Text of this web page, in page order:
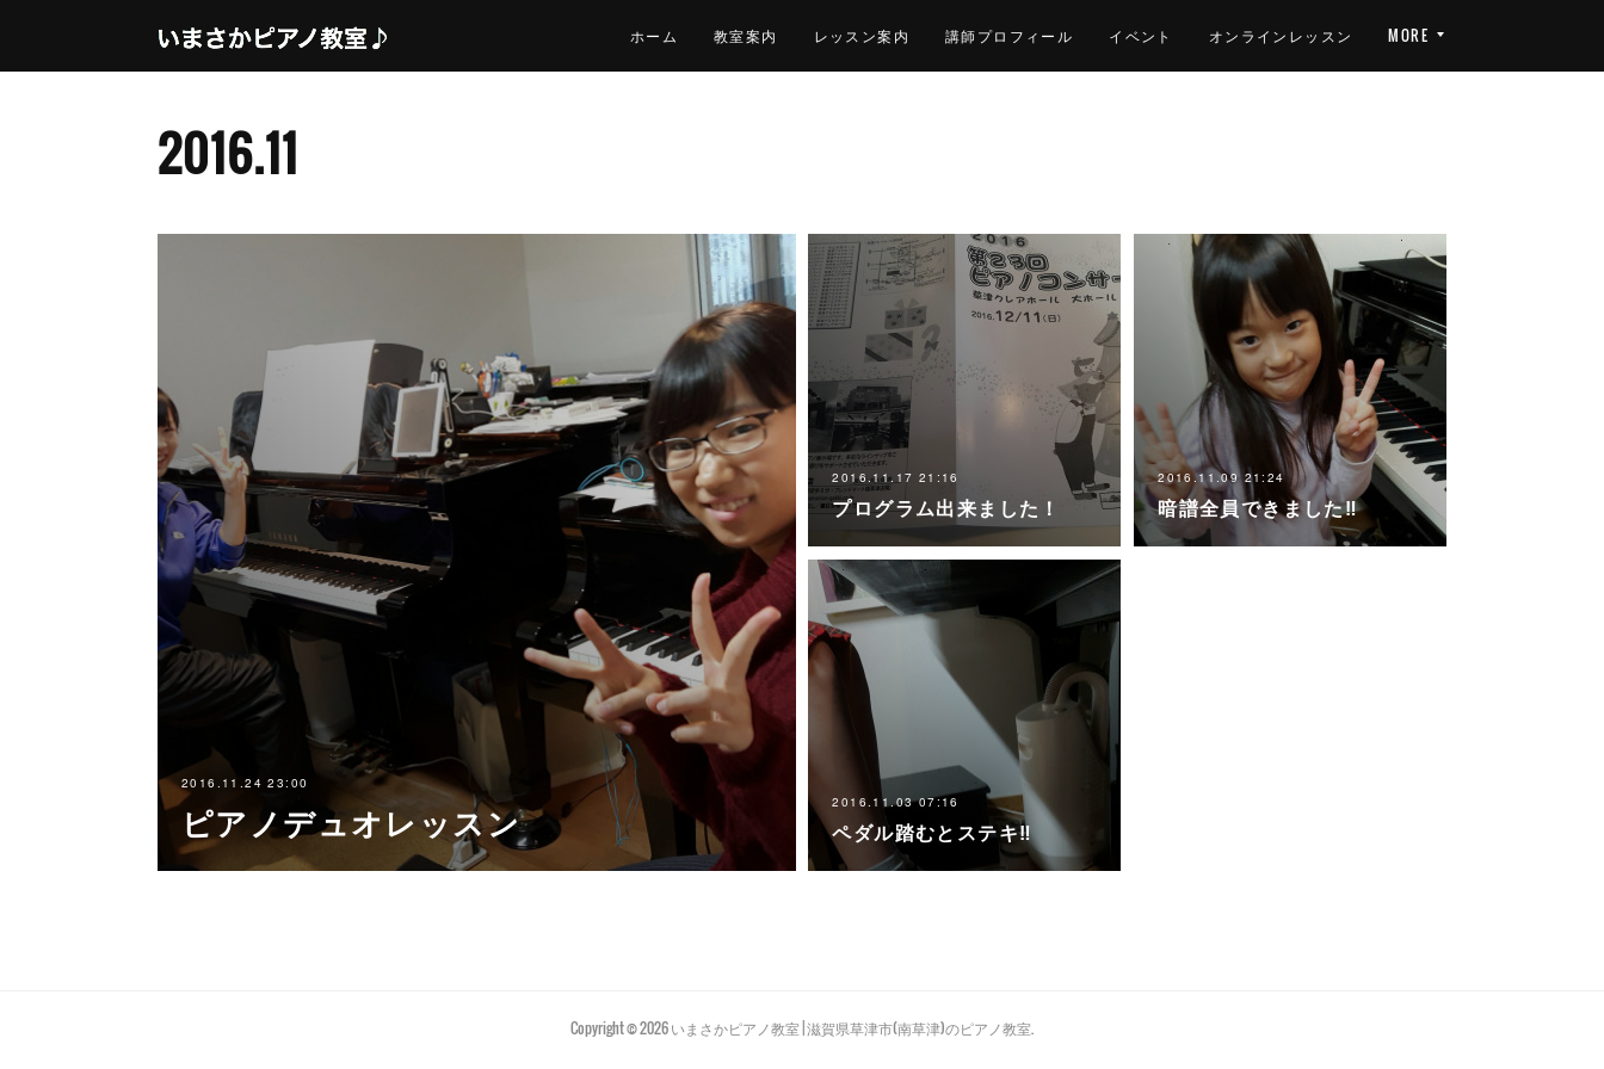
ホーム 教室案内 レッスン案内 講師プロフィール イベント オンラインレッスン MORE
2016.11
2016.11.24 23:00
ピアノデュオレッスン
2016.11.17 21:16
プログラム出来ました！
2016.11.09 21:24
暗譜全員できました‼
2016.11.03 07:16
ペダル踏むとステキ‼
Copyright ©2026いまさかピアノ教室 | 滋賀県草津市(南草津)のピアノ教室.